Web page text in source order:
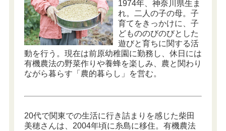
1974年、神奈川県生ま
れ。二人の子の母。子
育てをきっかけに、子
どもののびのびとした
遊びと育ちに関する活
動を行う。現在は前原幼稚園に勤務し、休日には
有機農法の野菜作りや養蜂を楽しみ、農と関わり
ながら暮らす「農的暮らし」を営む。
20代で関東での生活に行き詰まりを感じた柴田
美穂さんは、2004年頃に糸島に移住。有機農法